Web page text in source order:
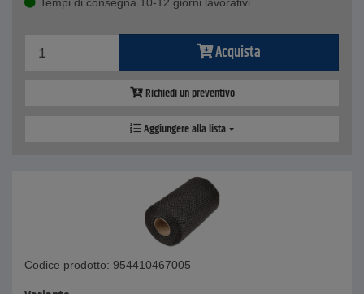
Tempi di consegna 10-12 giorni lavorativi
Acquista
Richiedi un preventivo
Aggiungere alla lista
Codice prodotto: 954410467005